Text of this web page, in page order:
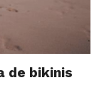
de bikinis